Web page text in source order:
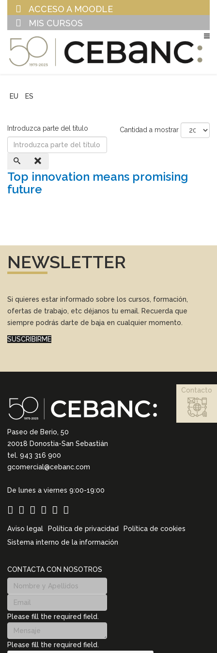
ACCESO A MOODLE
MIS CURSOS
EU ES
Introduzca parte del título Cantidad a mostrar
Top innovation means promising
future
NEWSLETTER
Si quieres estar informado sobre los cursos, formación,
ofertas de trabajo, etc déjanos tu email. Recuerda que
siempre podrás darte de baja en cualquier momento.
SUSCRIBIRME
Paseo de Berio, 50
20018 Donostia-San Sebastián
tel. 943 316 900
gcomercial@cebanc.com
De lunes a viernes 9:00-19:00
Aviso legal Política de privacidad
Política de cookies
Sistema interno de la información
CONTACTA CON NOSOTROS
Please fill the required field.
Please fill the required field.
Contacto